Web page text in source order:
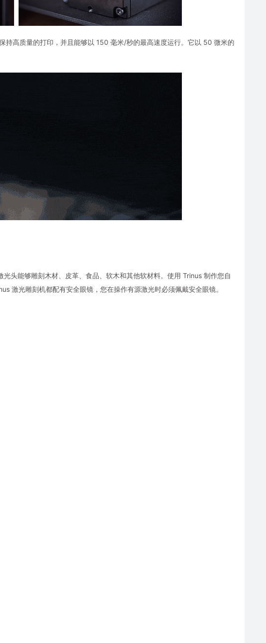
持高质量的打印，并且能够以 150 毫米/秒的最高速度运行。它以 50 微米的
头能够雕刻木材、皮革、食品、软木和其他软材料。使用 Trinus 制作您自
激光雕刻机都配有安全眼镜，您在操作有源激光时必须佩戴安全眼镜。